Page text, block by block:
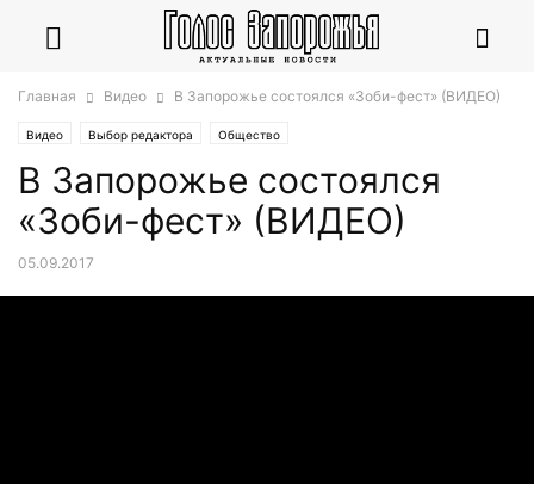
Главная Видео В Запорожье состоялся «Зоби-фест» (ВИДЕО)
Видео Выбор редактора Общество
В Запорожье состоялся
«Зоби-фест» (ВИДЕО)
05.09.2017